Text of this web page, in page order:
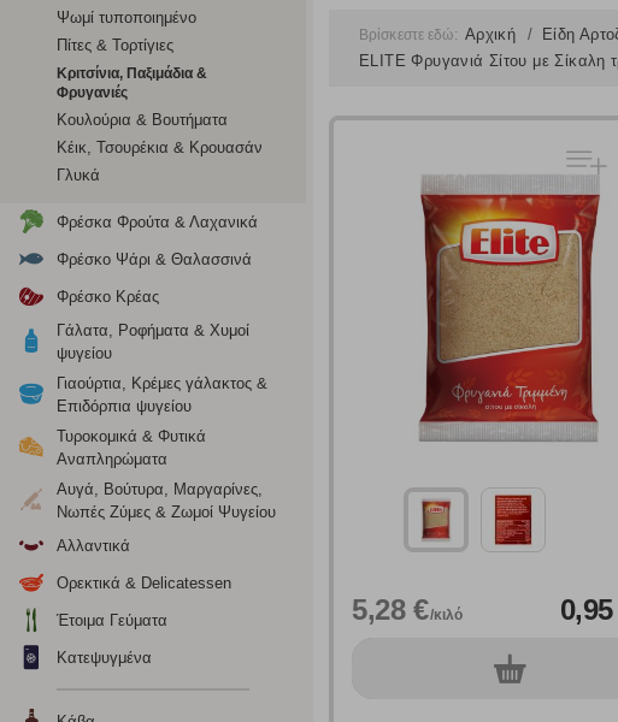
Ψωμί τυποποιημένο
Πίτες & Τορτίγιες
Κριτσίνια, Παξιμάδια &
Φρυγανιές
Κουλούρια & Βουτήματα
Κέικ, Τσουρέκια & Κρουασάν
Γλυκά
Φρέσκα Φρούτα & Λαχανικά
Φρέσκο Ψάρι & Θαλασσινά
Φρέσκο Κρέας
Γάλατα, Ροφήματα & Χυμοί
ψυγείου
Γιαούρτια, Κρέμες γάλακτος &
Επιδόρπια ψυγείου
Τυροκομικά & Φυτικά
Αναπληρώματα
Αυγά, Βούτυρα, Μαργαρίνες,
Νωπές Ζύμες & Ζωμοί Ψυγείου
Αλλαντικά
Ορεκτικά & Delicatessen
Έτοιμα Γεύματα
Κατεψυγμένα
Βρίσκεστε εδώ: Αρχική Είδη
ELITE Φρυγανιά Σίτου με Σίκαλη
5,28 €/κιλό
0τεμ.
όλες
Ενημέρωση
Κατά την απλή περιήγηση ή/και χρήση του ιστότοπου συλλέγουμε
περιέχουν προσωποποιημένα χαρακτηριστικά που υποδεικνύουν
υπολογιστή ή την ηλεκτρονική συσκευή σας, προσθέτοντας
σας. Η κατηγορία των απολύτως απαραίτητων cookies για την ομαλή
σχετικό κουμπί επάνω δεξιά, αφού ενημερωθείτε σχετικά. Ωστόσο θα